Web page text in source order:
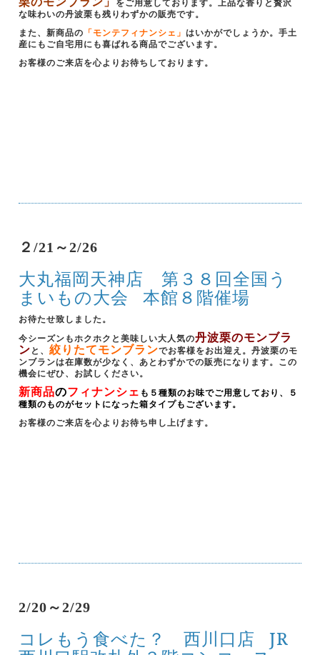
をご用意しております。上品な香りと贅沢
な味わいの丹波栗も残りわずかの販売です。
また、新商品の 「モンテフィナンシェ」はいかがでしょうか。手土
産にもご自宅用にも喜ばれる商品でございます。
お客様のご来店を心よりお待ちしております。
２/21～2/26
大丸福岡天神店 第３８回全国う
まいもの大会 本館８階催場
お待たせ致しました。
今シーズンもホクホクと美味しい大人気の丹波栗のモンブラ
ン と、絞りたてモンブランでお客様をお出迎え。丹波栗のモ
ンブランは在庫数が少なく、あとわずかでの販売になります。この
機会にぜひ、お試しください。
新商品のフィナンシェ も５種類のお味でご用意しており、５
種類のものがセットになった箱タイプもございます。
お客様のご来店を心よりお待ち申し上げます。
2/20～2/29
コレもう食べた？ 西川口店 JR